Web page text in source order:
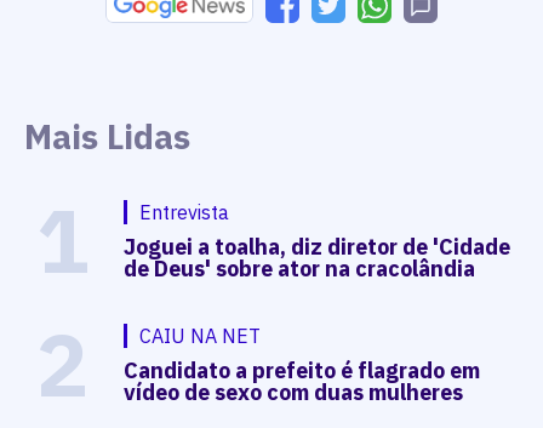
Mais Lidas
1 Entrevista
Joguei a toalha, diz diretor de 'Cidade
de Deus' sobre ator na cracolândia
2 CAIU NA NET
Candidato a prefeito é flagrado em
vídeo de sexo com duas mulheres